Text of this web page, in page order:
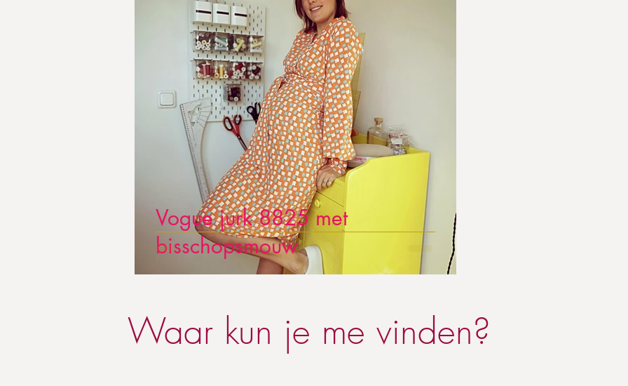
Vogue jurk 8825 met
bisschopsmouw
Waar kun je me vinden?